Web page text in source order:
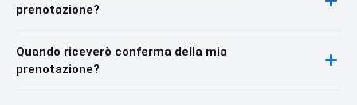
prenotazione?
Quando riceverò conferma della mia
prenotazione?